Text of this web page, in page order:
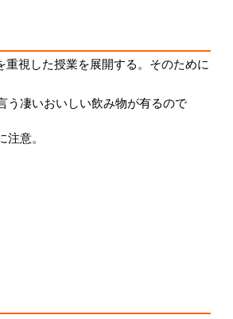
視した授業を展開する。そのために
う凄いおいしい飲み物が有るので
意。